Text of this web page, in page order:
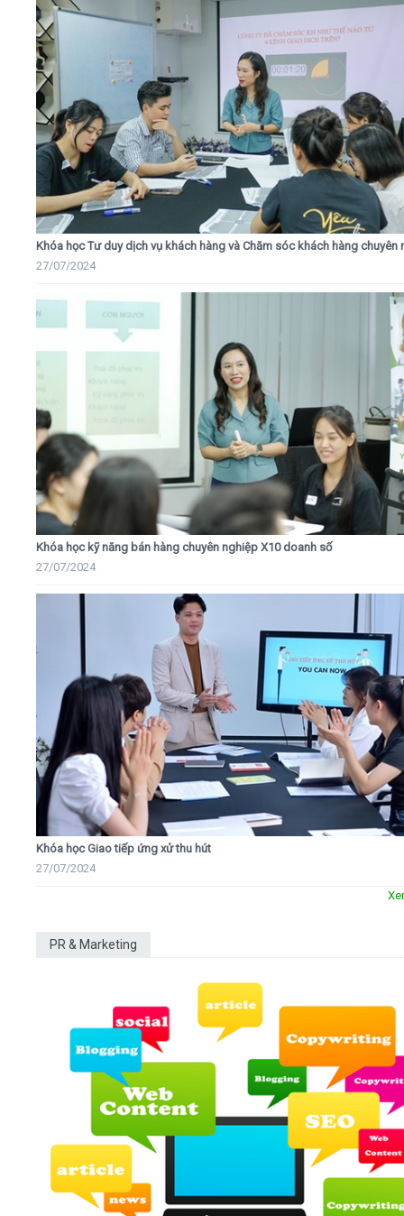
Khóa học Tư duy dịch vụ khách hàng và Chăm sóc khách hàng chuyên
27/07/2024
Khóa học kỹ năng bán hàng chuyên nghiệp X10 doanh số
27/07/2024
Khóa học Giao tiếp ứng xử thu hút
27/07/2024
PR & Marketing